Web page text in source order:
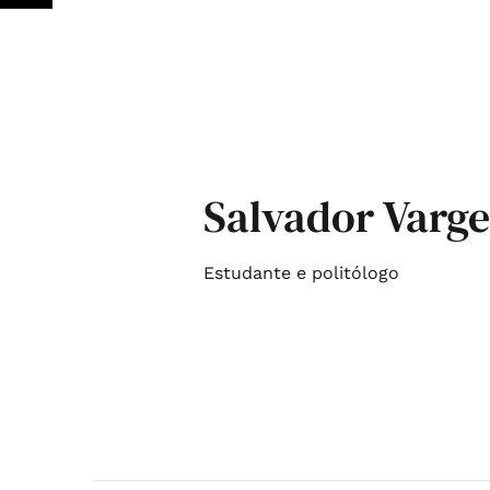
Salvador
Estudante e politólogo